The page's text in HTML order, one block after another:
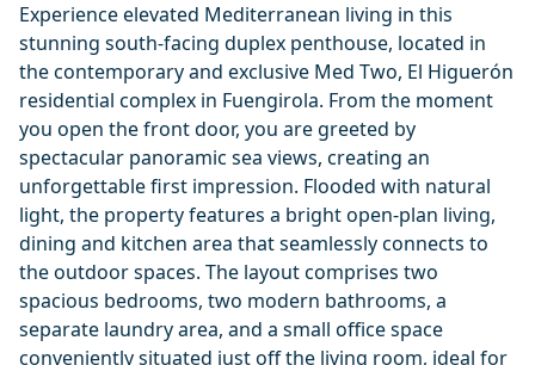
Experience elevated Mediterranean living in this
stunning south-facing duplex penthouse, located in
the contemporary and exclusive Med Two, El Higuerón
residential complex in Fuengirola. From the moment
you open the front door, you are greeted by
spectacular panoramic sea views, creating an
unforgettable first impression. Flooded with natural
light, the property features a bright open-plan living,
dining and kitchen area that seamlessly connects to
the outdoor spaces. The layout comprises two
spacious bedrooms, two modern bathrooms, a
separate laundry area, and a small office space
conveniently situated just off the living room, ideal for